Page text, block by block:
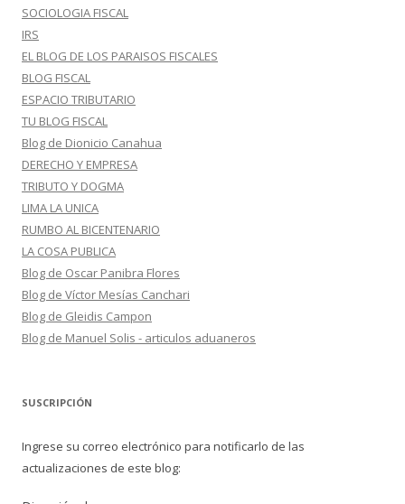
SOCIOLOGIA FISCAL
IRS
EL BLOG DE LOS PARAISOS FISCALES
BLOG FISCAL
ESPACIO TRIBUTARIO
TU BLOG FISCAL
Blog de Dionicio Canahua
DERECHO Y EMPRESA
TRIBUTO Y DOGMA
LIMA LA UNICA
RUMBO AL BICENTENARIO
LA COSA PUBLICA
Blog de Oscar Panibra Flores
Blog de Víctor Mesías Canchari
Blog de Gleidis Campon
Blog de Manuel Solis - articulos aduaneros
SUSCRIPCIÓN
Ingrese su correo electrónico para notificarlo de las
actualizaciones de este blog: